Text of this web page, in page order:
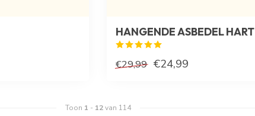
HANGENDE ASBEDEL HART
€29,99 €24,99
Toon 1 - 12van 114